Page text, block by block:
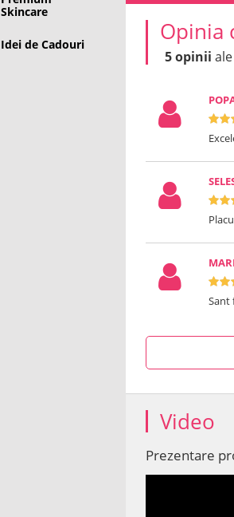
Skincare
Idei de Cadouri Opinia
5 opinii
Sant
Video
Prezentare